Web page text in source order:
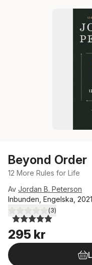
Beyond Order
12 More Rules for Life
Av Jordan B. Peterson
Inbunden, Engelska, 2021
5,0utav 5 stjärnor. Totalt
(3)
295 kr